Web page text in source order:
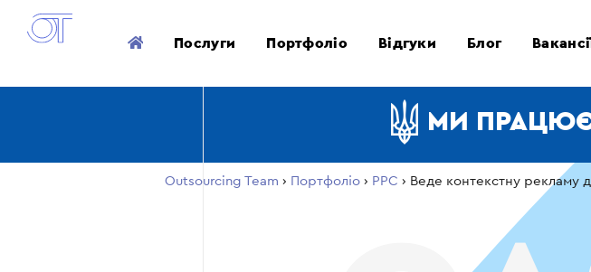
Послуги Портфоліо Відгуки Блог
МИ
Outsourcing Team › Портфоліо › PPC › Веде контекстну рекламу